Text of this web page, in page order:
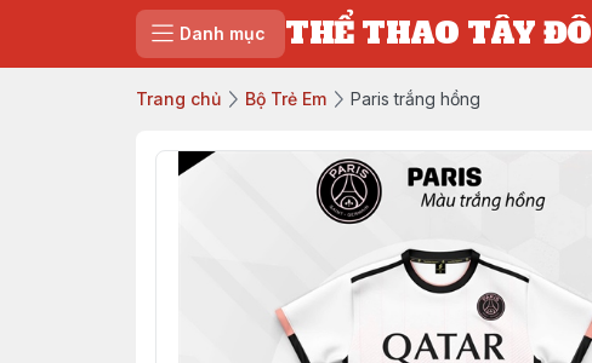
Danh mục THỂ THAO TÂY ĐÔ
Trang chủ Bộ Trẻ Em Paris trắng hồng